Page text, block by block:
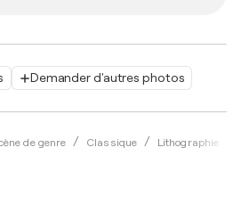
Demander d'autres photos
de genre Classique Lithographie